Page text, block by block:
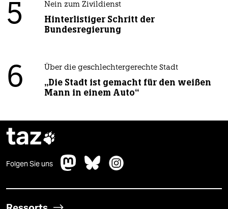
5 Nein zum Zivildienst
Hinterlistiger Schritt der
Bundesregierung
6 Über die geschlechtergerechte Stadt
„Die Stadt ist gemacht für den weißen
Mann in einem Auto“
taz
Folgen Sie uns